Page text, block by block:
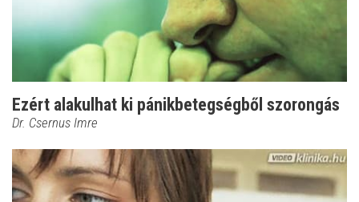
Ezért alakulhat ki pánikbetegségből szorongás
Dr. Csernus Imre